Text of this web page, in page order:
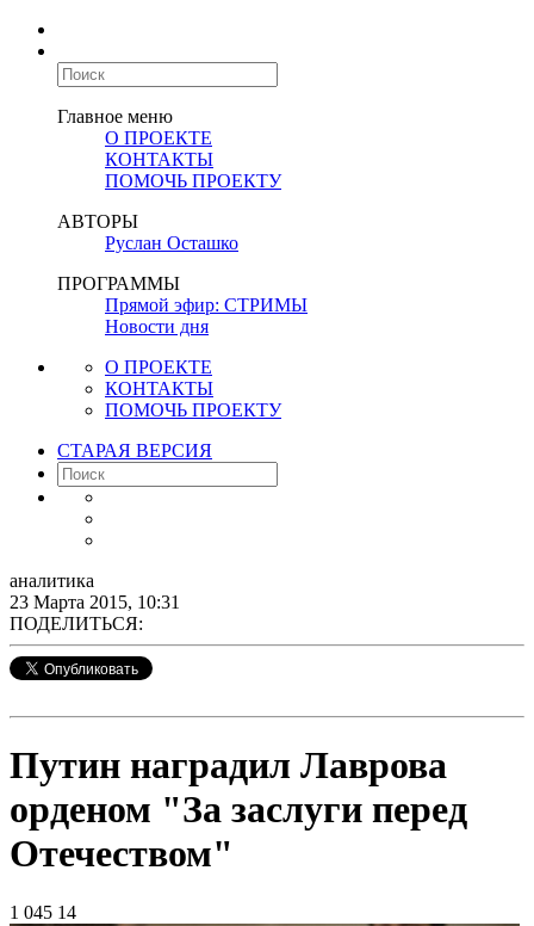
Главное меню
О ПРОЕКТЕ
КОНТАКТЫ
ПОМОЧЬ ПРОЕКТУ
АВТОРЫ
Руслан Осташко
ПРОГРАММЫ
Прямой эфир: СТРИМЫ
Новости дня
О ПРОЕКТЕ
КОНТАКТЫ
ПОМОЧЬ ПРОЕКТУ
СТАРАЯ ВЕРСИЯ
аналитика
23 Марта 2015, 10:31
ПОДЕЛИТЬСЯ:
Путин наградил Лаврова
орденом "За заслуги перед
Отечеством"
1 045 14